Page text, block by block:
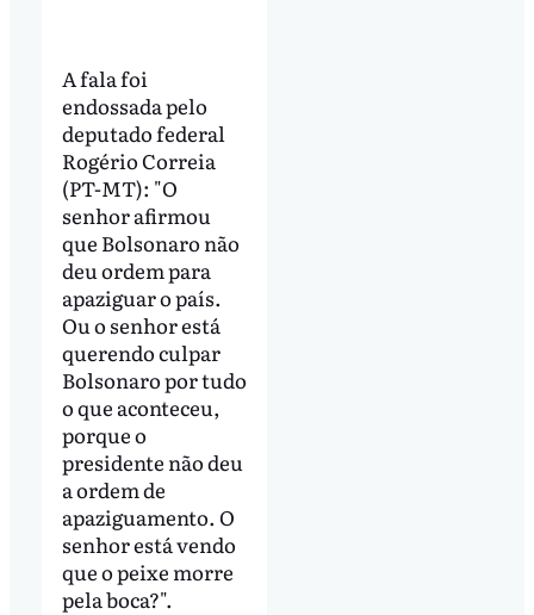
A fala foi
endossada pelo
deputado federal
Rogério Correia
(PT-MT): "O
senhor afirmou
que Bolsonaro não
deu ordem para
apaziguar o país.
Ou o senhor está
querendo culpar
Bolsonaro por tudo
o que aconteceu,
porque o
presidente não deu
a ordem de
apaziguamento. O
senhor está vendo
que o peixe morre
pela boca?".